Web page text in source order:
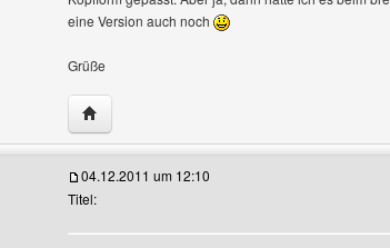
eine Version auch noch
Grüße
Website dieses Benutzers besuchen:
04.12.2011 um 12:10
Titel: